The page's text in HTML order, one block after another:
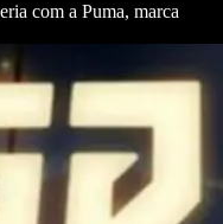
com a Puma, marca